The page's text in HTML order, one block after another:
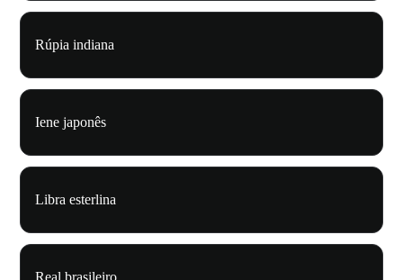
Rúpia indiana
Iene japonês
Libra esterlina
Real brasileiro